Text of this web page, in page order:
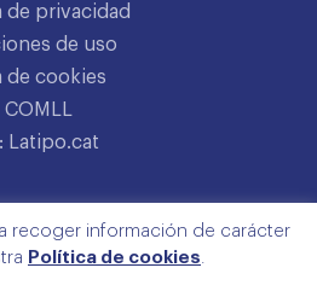
de privacidad
de uso
de cookies
Latipo.cat
recoger información de carácter
Política de cookies.